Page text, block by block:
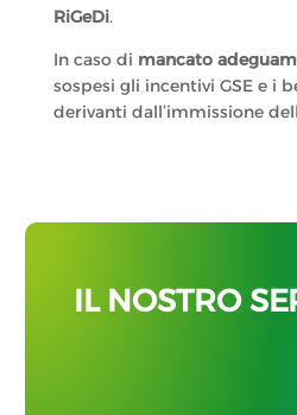
RiGeDi.
In caso di mancato
sospesi gli incentivi GSE e i
derivanti dall’immissione
IL NOSTRO